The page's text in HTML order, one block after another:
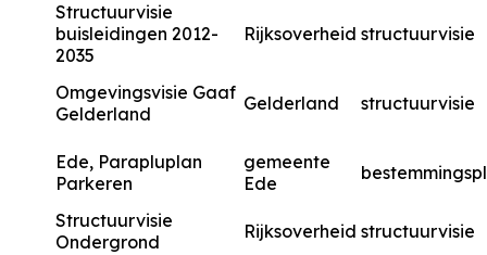
Structuurvisie
buisleidingen 2012-
2035
Rijksoverheid structuurvisie
Omgevingsvisie Gaaf
Gelderland
Gelderland structuurvisie
Ede, Parapluplan
Parkeren
gemeente
Ede
Structuurvisie
Ondergrond
Rijksoverheid structuurvisie